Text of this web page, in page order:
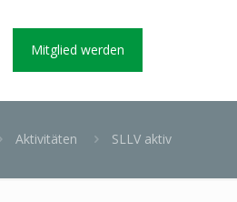
Mitglied werden
Aktivitäten SLLV aktiv